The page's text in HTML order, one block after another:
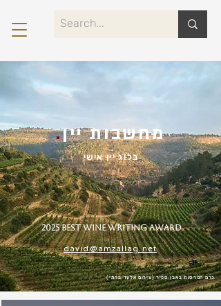
מחשבות יין.
בלוג יין אישי
2025 Best Wine Writing Award
david@amzallag.net
כרם הטרסות באבן ספיר (צילום אלעד ברמי)